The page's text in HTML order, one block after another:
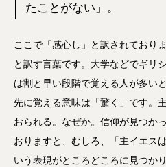
たことがない」。
ここで「感心し」と訳されており
と訳す言葉です。大学などでギリ
は割と早い段階で覚える人が多い
先に覚える意味は「驚く」です。
おられる。なぜか。信仰が見つか
おりますと、むしろ、「主イエス
いう表現がところどころに見つか